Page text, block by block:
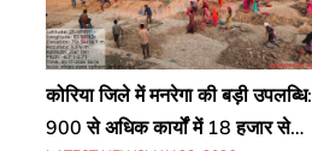
कोरिया जिले में मनरेगा की बड़ी उपलब्धि:
900 से अधिक कार्यों में 18 हजार से